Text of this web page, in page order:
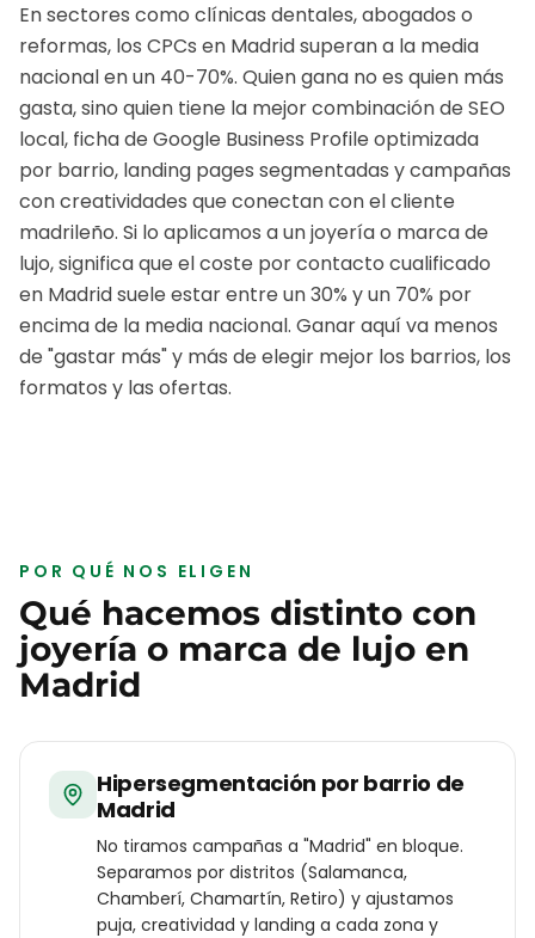
En sectores como clínicas dentales, abogados o
reformas, los CPCs en Madrid superan a la media
nacional en un 40-70%. Quien gana no es quien más
gasta, sino quien tiene la mejor combinación de SEO
local, ficha de Google Business Profile optimizada
por barrio, landing pages segmentadas y campañas
con creatividades que conectan con el cliente
madrileño. Si lo aplicamos a unjoyería o marca de
lujo, significa que el coste por contacto cualificado
en Madridsuele estar entre un 30% y un 70% por
encima de la media nacional. Ganar aquí va menos
de "gastar más" y más de elegir mejor los barrios, los
formatos y las ofertas.
POR QUÉ NOS ELIGEN
Qué hacemos distinto con
joyería o marca de lujo en
Madrid
Hipersegmentación por barrio de
Madrid
No tiramos campañas a "Madrid" en bloque.
Separamos por distritos (Salamanca,
Chamberí, Chamartín, Retiro) y ajustamos
puja, creatividad y landing a cada zona y